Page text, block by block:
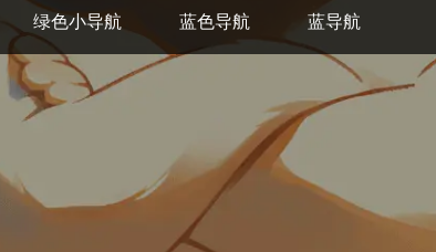
绿色小导航 蓝色导航 蓝导航